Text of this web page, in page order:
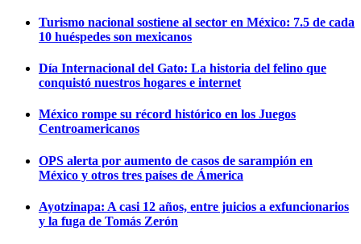
Turismo nacional sostiene al sector en México: 7.5 de cada
10 huéspedes son mexicanos
Día Internacional del Gato: La historia del felino que
conquistó nuestros hogares e internet
México rompe su récord histórico en los Juegos
Centroamericanos
OPS alerta por aumento de casos de sarampión en
México y otros tres países de Ámerica
Ayotzinapa: A casi 12 años, entre juicios a exfuncionarios
y la fuga de Tomás Zerón